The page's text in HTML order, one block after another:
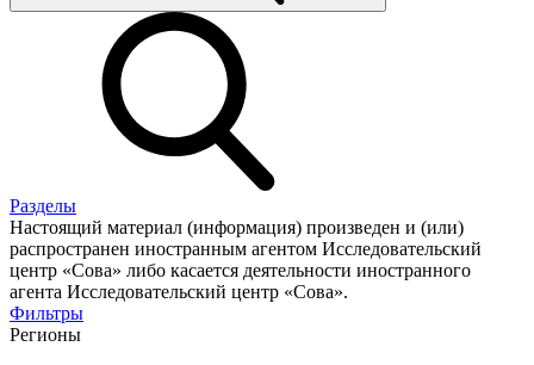
Разделы
Настоящий материал (информация) произведен и (или)
распространен иностранным агентом Исследовательский
центр «Сова» либо касается деятельности иностранного
агента Исследовательский центр «Сова».
Фильтры
Регионы